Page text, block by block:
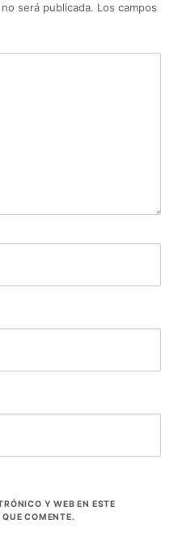
será publicada. Los campos
Y WEB EN ESTE
COMENTE.